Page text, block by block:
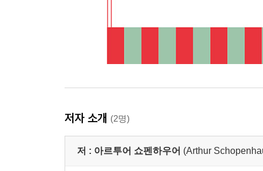
저자 소개 (2명)
저 : 아르투어 쇼펜하우어 (Arthur